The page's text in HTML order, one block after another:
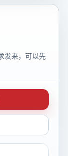
发来，可以先